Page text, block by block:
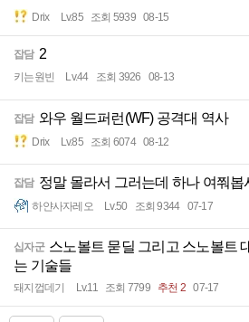
Drix Lv.85 조회 5939 08-15
잡담 2
키는원빈 Lv.44 조회 3926 08-13
잡담 와우 월드퍼런(WF) 공격대 역사
Drix Lv.85 조회 6074 08-12
잡담 정말 몰라서 그러는데 하나 여쭤봅
하얀사자레오 Lv.50 조회 9344 07-17
십자군 스노볼트 묻딜 그리고 스노볼트
는 기술들
돼지껍데기 Lv.11 조회 7799 추천 2 07-17